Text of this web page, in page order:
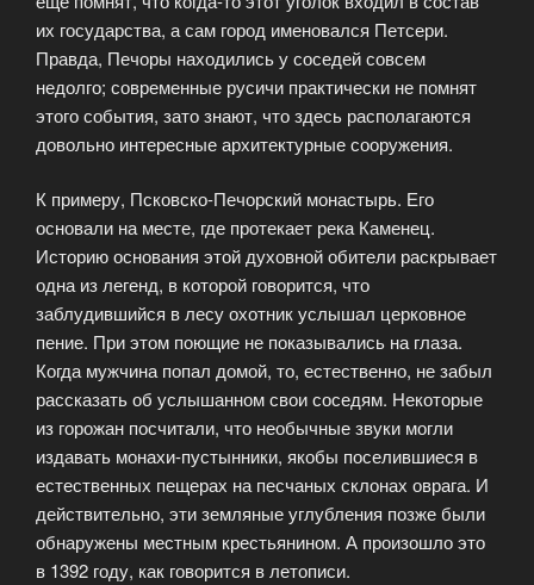
их государства, а сам город именовался Петсери.
Правда, Печоры находились у соседей совсем
недолго; современные русичи практически не помнят
этого события, зато знают, что здесь располагаются
довольно интересные архитектурные сооружения.
К примеру, Псковско-Печорский монастырь. Его
основали на месте, где протекает река Каменец.
Историю основания этой духовной обители раскрывает
одна из легенд, в которой говорится, что
заблудившийся в лесу охотник услышал церковное
пение. При этом поющие не показывались на глаза.
Когда мужчина попал домой, то, естественно, не забыл
рассказать об услышанном свои соседям. Некоторые
из горожан посчитали, что необычные звуки могли
издавать монахи-пустынники, якобы поселившиеся в
естественных пещерах на песчаных склонах оврага. И
действительно, эти земляные углубления позже были
обнаружены местным крестьянином. А произошло это
в 1392 году, как говорится в летописи.